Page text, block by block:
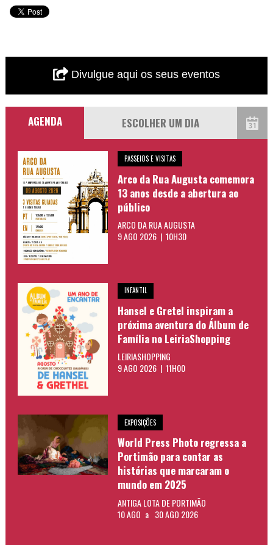
Divulgue aqui os seus eventos
AGENDA
PASSEIOS E VISITAS
Arco da Rua Augusta comemora
13 anos desde a abertura ao
público
ARCO DA RUA AUGUSTA
9 AGO 2026 | 10H30
INFANTIL
Hansel e Gretel inspiram a
próxima aventura do Álbum de
Família no LeiriaShopping
LEIRIASHOPPING
9 AGO 2026 | 11H00
EXPOSIÇÕES
World Press Photo regressa a
Portimão para contar as
histórias que marcaram o
mundo em 2025
ANTIGA LOTA DE PORTIMÃO
10 AGO a 30 AGO 2026